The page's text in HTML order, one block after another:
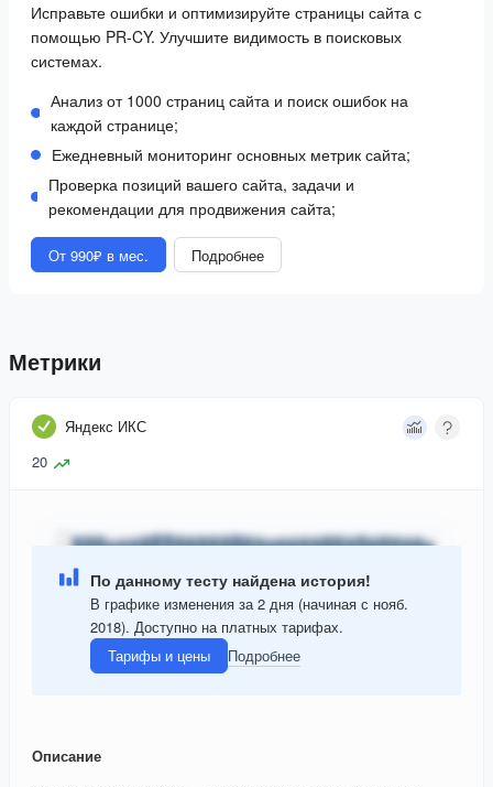
Исправьте ошибки и оптимизируйте страницы сайта с
помощью PR-CY. Улучшите видимость в поисковых
системах.
Анализ от 1000 страниц сайта и поиск ошибок на
каждой странице;
Ежедневный мониторинг основных метрик сайта;
Проверка позиций вашего сайта, задачи и
рекомендации для продвижения сайта;
От 990₽ в мес. Подробнее
Метрики
Яндекс ИКС
20
По данному тесту найдена история!
В графике изменения за 2 дня (начиная с нояб.
2018). Доступно на платных тарифах.
Тарифы и цены
Подробнее
Описание